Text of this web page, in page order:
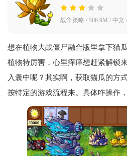
战争策略 / 506.9M / 中文
想在植物大战僵尸融合版里拿下猫
植物特厉害，心里痒痒想赶紧解锁
入囊中呢？其实啊，获取猫瓜的方
按特定的游戏流程来。具体咋操作